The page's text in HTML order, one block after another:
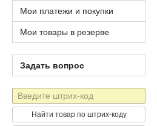
Мои платежи и покупки
Мои товары в резерве
Задать вопрос
Штрих-
код
Найти товар по штрих-коду